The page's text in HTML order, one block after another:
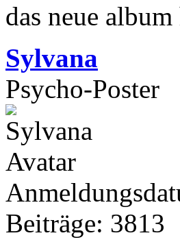
das neue
Sylvana
Psycho-Poster
Beiträge: 3813